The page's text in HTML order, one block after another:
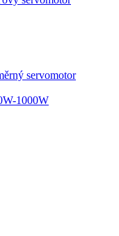
servomotor
1000W